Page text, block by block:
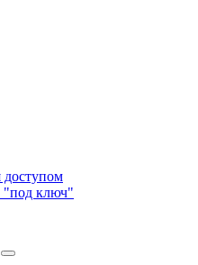
доступом
"под ключ"